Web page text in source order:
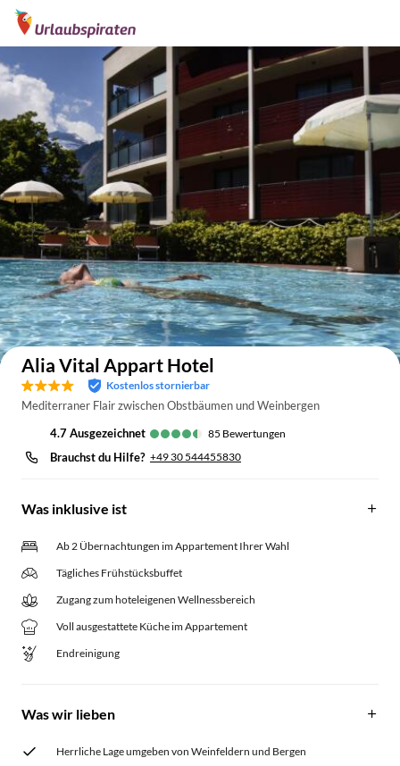
Auf der Karte anzeigen
Alia Vital Appart Hotel
Kostenlos stornierbar
Mediterraner Flair zwischen Obstbäumen und Weinbergen
4.7
ausgezeichnet 85 Bewertungen
Brauchst du Hilfe? +49 30 544455830
Was inklusive ist
Ab 2 Übernachtungen im Appartement Ihrer Wahl
Tägliches Frühstücksbuffet
Zugang zum hoteleigenen Wellnessbereich
Voll ausgestattete Küche im Appartement
Endreinigung
Was wir lieben
Herrliche Lage umgeben von Weinfeldern und Bergen